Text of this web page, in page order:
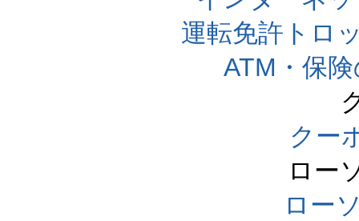
運転免許トロ
ATM・保
クー
ロー
ロー